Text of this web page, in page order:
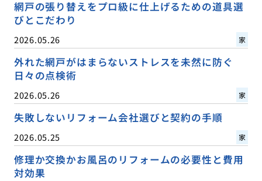
網戸の張り替えをプロ級に仕上げるための道具選
びとこだわり
2026.05.26 家
外れた網戸がはまらないストレスを未然に防ぐ
日々の点検術
2026.05.26 家
失敗しないリフォーム会社選びと契約の手順
2026.05.25 家
修理か交換かお風呂のリフォームの必要性と費用
対効果